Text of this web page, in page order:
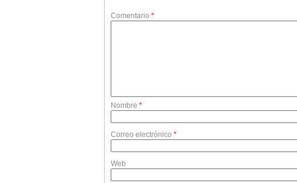
Comentario *
Nombre *
Correo electrónico *
Web